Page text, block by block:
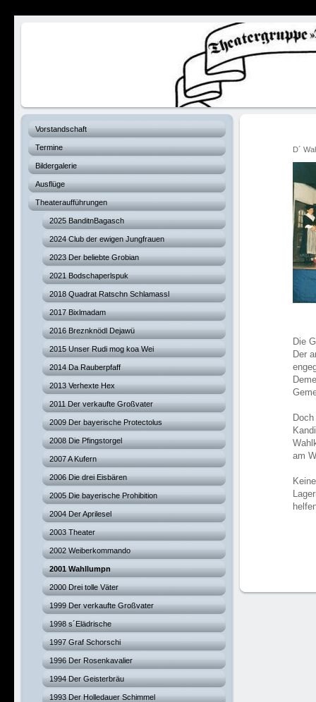
Vorstandschaft
Termine
Bildergalerie
Ausflüge
Theateraufführungen
2025 BanditnBagasch
2024 Club der ewigen Jungfrauen
2023 Der beliebte Grobian
2021 Bodschaperlspuk
2018 Quadrat Ratschn Schlamassl
2017 Bixlmadam
2016 Breznknödl Dejawü
2015 Unser Rudi mog koa Wei
2014 Da Rauberpfaff
2013 Verhexte Hex
2011 Der verkaufte Großvater
2009 Der bayerische Protectolus
2008 Die Pfingstorgel
2007 A Kufern
2006 Die drei Eisbären
2005 Die bayerische Prohibition
2004 Der Aprilesel
2003 Theater
2002 Weiberkommando
2001 Wahllumpn
2000 Drei tolle Väter
1999 Der verkaufte Großvater
1998 s´Elädrische
1997 Graf Schorschi
1996 Der Rosenkavalier
1994 Der Geisterbräu
1993 Der Holledauer Schimmel
D´
Die
Der
am